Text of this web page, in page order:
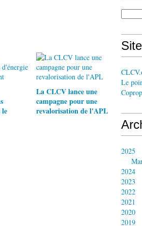
le
La CLCV lance une
campagne pour une
revalorisation de l'APL
Le
2025
2024
2023
2022
2021
2020
2019